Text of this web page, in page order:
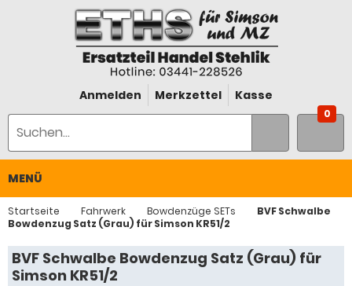
Anmelden Merkzettel Kasse
0
MENÜ
Startseite Fahrwerk Bowdenzüge SETs
BVF Schwalbe
Bowdenzug Satz (Grau) für Simson KR51/2
BVF Schwalbe Bowdenzug Satz (Grau) für
Simson KR51/2